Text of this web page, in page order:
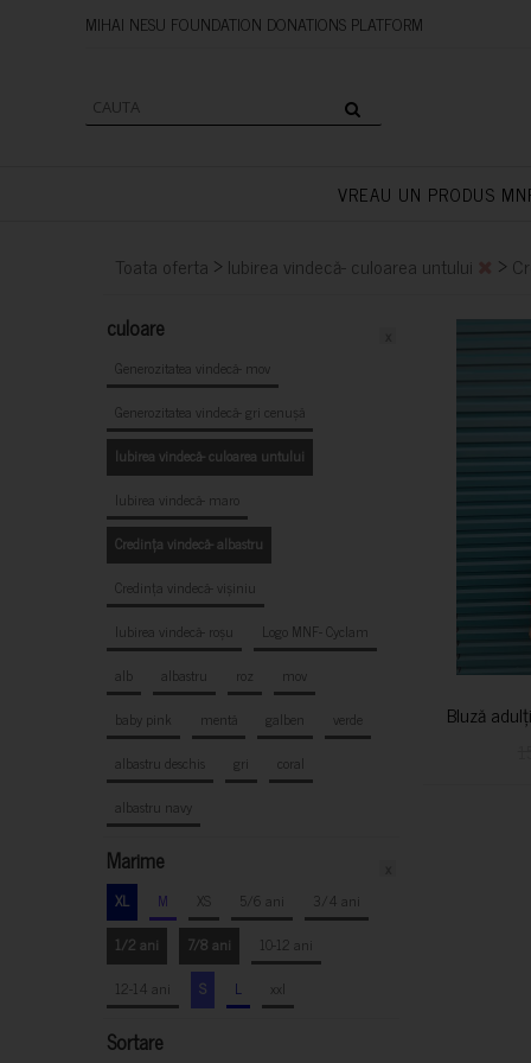
MIHAI NESU FOUNDATION
VREAU UN PRODUS
Toata oferta > Iubirea vindecă- culoarea untului >
culoare
Generozitatea vindecă- mov
Generozitatea vindecă- gri cenușă
Iubirea vindecă- culoarea untului
Iubirea vindecă- maro
Credința vindecă- albastru
Credința vindecă- vișiniu
Iubirea vindecă- roșu
Logo MNF- Cyclam
alb
albastru roz
mov
baby pink
mentă galben
verde
albastru deschis
gri
coral
albastru navy
Marime
XL M XS 5/6 ani
3/4 ani
1/2 ani
7/8 ani
10-12 ani
12-14 ani
S L xxl
Sortare
Bluză